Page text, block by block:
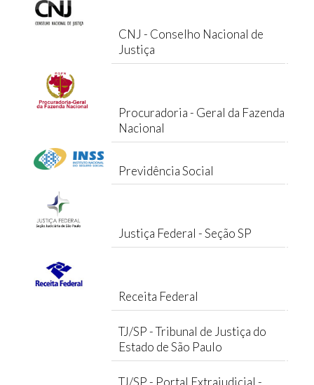
CNJ - Conselho Nacional de
Justiça
Procuradoria - Geral da Fazenda
Nacional
Previdência Social
Justiça Federal - Seção SP
Receita Federal
TJ/SP - Tribunal de Justiça do
Estado de São Paulo
TJ/SP - Portal Extrajudicial -